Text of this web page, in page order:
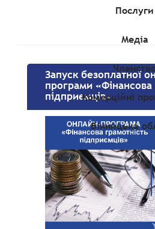
Послуги
Медіа
Комерційні
Вінницька
Семінари,
Запуск безоплатної
програми «Фінансова
підприємців»